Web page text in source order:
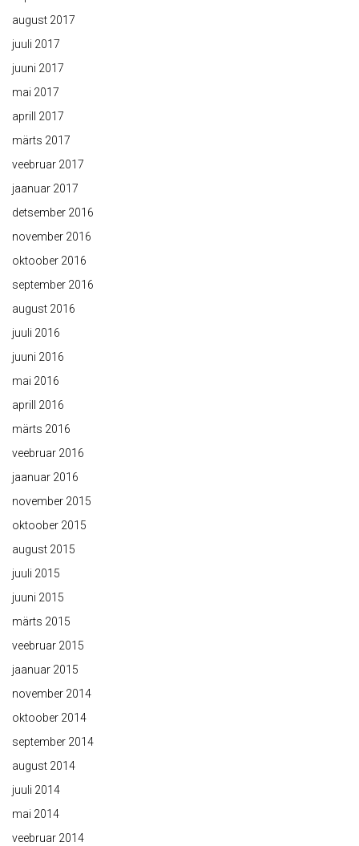
august 2017
juuli 2017
juuni 2017
mai 2017
aprill 2017
märts 2017
veebruar 2017
jaanuar 2017
detsember 2016
november 2016
oktoober 2016
september 2016
august 2016
juuli 2016
juuni 2016
mai 2016
aprill 2016
märts 2016
veebruar 2016
jaanuar 2016
november 2015
oktoober 2015
august 2015
juuli 2015
juuni 2015
märts 2015
veebruar 2015
jaanuar 2015
november 2014
oktoober 2014
september 2014
august 2014
juuli 2014
mai 2014
veebruar 2014